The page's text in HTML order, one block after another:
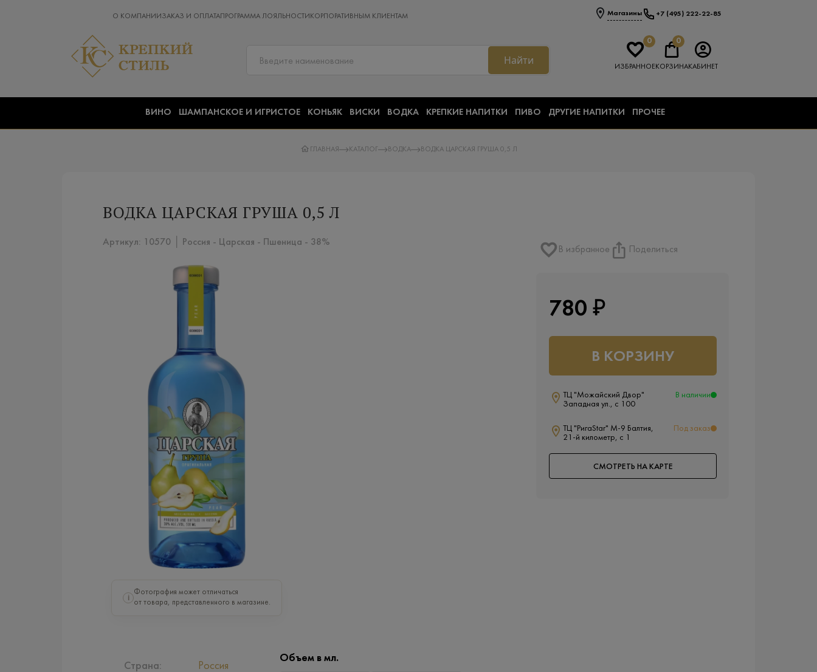
О КОМПАНИИ ЗАКАЗ И ОПЛАТАПРОГРАММА ЛОЯЛЬНОСТИ КОРПОРАТИВНЫМ КЛИЕНТАМ Магазины +7 (495) 222-22-85
Найти
0
ИЗБРАННОЕ
0
КОРЗИНАКАБИНЕТ
ВИНО ШАМПАНСКОЕ И ИГРИСТОЕ КОНЬЯК ВИСКИ ВОДКА КРЕПКИЕ НАПИТКИ ПИВО ДРУГИЕ НАПИТКИ ПРОЧЕЕ
ГЛАВНАЯ КАТАЛОГ ВОДКА ВОДКА ЦАРСКАЯ ГРУША 0,5 Л
ВОДКА ЦАРСКАЯ ГРУША 0,5 Л
Артикул: 10570 │ Россия - Царская - Пшеница - 38%
i
Фотография может отличаться
от товара, представленного в магазине.
Страна: Россия
Объем в мл.
В избранное Поделиться
780 ₽
В КОРЗИНУ
ТЦ "Можайский Двор"
Западная ул., с 100
В наличии
ТЦ "РигаStar" М-9 Балтия,
21-й километр, с 1
Под заказ
СМОТРЕТЬ НА КАРТЕ